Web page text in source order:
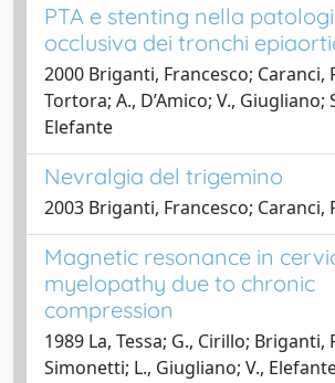
PTA e stenting nella
occlusiva dei tronchi
2000 Briganti, Francesco; Caranci,
Tortora; A., D’Amico; V., Giugliano;
Elefante
Nevralgia del trigemino
2003 Briganti, Francesco; Caranci,
Magnetic resonance in
myelopathy due to chronic
compression
1989 La, Tessa; G., Cirillo; Briganti,
Simonetti; L., Giugliano; V.,